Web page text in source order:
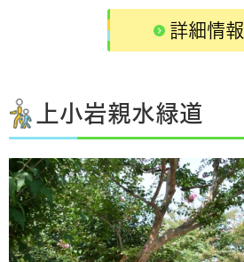
詳細情報
上小岩親水緑道